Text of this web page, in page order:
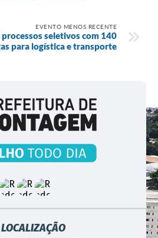
EVENTO MENOS RECENTE
seletivos com 140
para logística e transporte
LOCALIZAÇÃO